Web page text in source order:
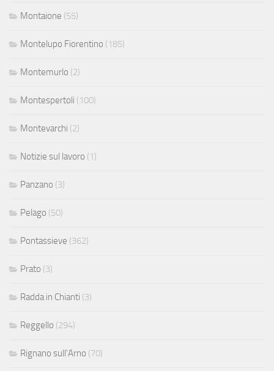
Montaione (55)
Montelupo Fiorentino (185)
Montemurlo (2)
Montespertoli (100)
Montevarchi (2)
Notizie sul lavoro (1)
Panzano (3)
Pelago (50)
Pontassieve (362)
Prato (3)
Radda in Chianti (3)
Reggello (294)
Rignano sull'Arno (70)